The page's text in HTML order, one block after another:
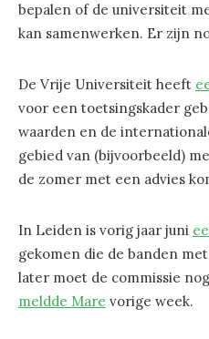
bepalen of de universiteit
kan samenwerken. Er zijn
De Vrije Universiteit heeft
voor een toetsingskader
waarden en de
gebied van (bijvoorbeeld)
de zomer met een advies
In Leiden is vorig jaar juni
gekomen die de banden
later moet de commissie
meldde Mare vorige week.